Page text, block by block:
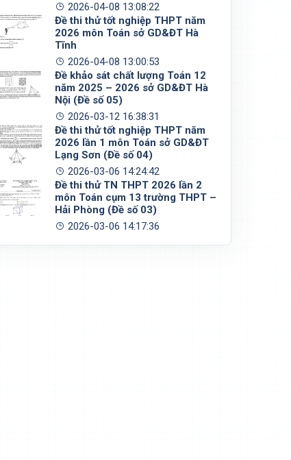
2026-04-08 13:08:22
Đề thi thử tốt nghiệp THPT năm
2026 môn Toán sở GD&ĐT Hà
Tĩnh
2026-04-08 13:00:53
Đề khảo sát chất lượng Toán 12
năm 2025 – 2026 sở GD&ĐT Hà
Nội (Đề số 05)
2026-03-12 16:38:31
Đề thi thử tốt nghiệp THPT năm
2026 lần 1 môn Toán sở GD&ĐT
Lạng Sơn (Đề số 04)
2026-03-06 14:24:42
Đề thi thử TN THPT 2026 lần 2
môn Toán cụm 13 trường THPT –
Hải Phòng (Đề số 03)
2026-03-06 14:17:36